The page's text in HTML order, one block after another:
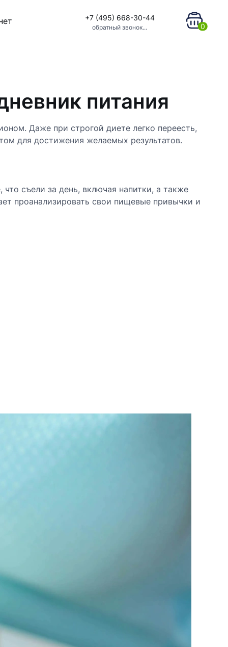
+7 (495) 668-30-44
обратный звонок... 0
питания
Даже при строгой диете легко переесть,
для достижения желаемых результатов.
съели за день, включая напитки, а также
проанализировать свои пищевые привычки и